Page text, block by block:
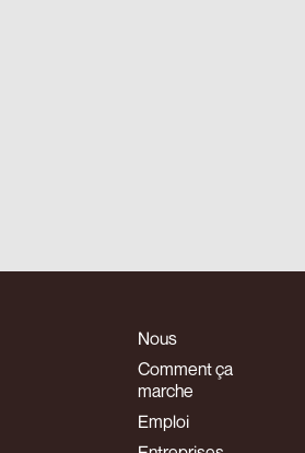
Nous
Comment ça
marche
Emploi